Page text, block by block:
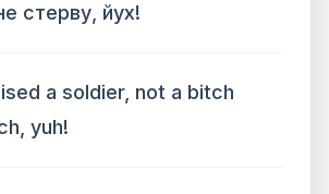
стерву, йух!
a soldier, not a bitch
yuh!